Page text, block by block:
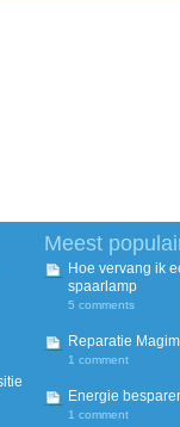
Meest
Hoe vervang ik
spaarlamp
5 comments
Reparatie
1 comment
Energie
1 comment